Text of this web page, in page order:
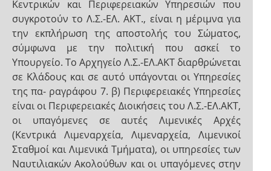
Κεντρικών και Περιφερειακών Υπηρεσιών που
συγκροτούν το Λ.Σ.-ΕΛ. ΑΚΤ., είναι η μέριμνα για
την εκπλήρωση της αποστολής του Σώματος,
σύμφωνα με την πολιτική που ασκεί το
Υπουργείο. Το Αρχηγείο Λ.Σ.-ΕΛ.ΑΚΤ διαρθρώνεται
σε Κλάδους και σε αυτό υπάγονται οι Υπηρεσίες
της πα- ραγράφου 7. β) Περιφερειακές Υπηρεσίες
είναι οι Περιφερειακές Διοικήσεις του Λ.Σ.-ΕΛ.ΑΚΤ,
οι υπαγόμενες σε αυτές Λιμενικές Αρχές
(Κεντρικά Λιμεναρχεία, Λιμεναρχεία, Λιμενικοί
Σταθμοί και Λιμενικά Τμήματα), οι υπηρεσίες των
Ναυτιλιακών Ακολούθων και οι υπαγόμενες στην